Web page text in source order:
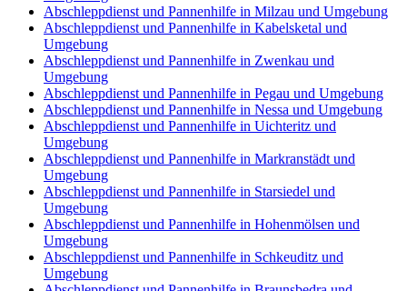
Abschleppdienst und Pannenhilfe in Milzau und Umgebung
Abschleppdienst und Pannenhilfe in Kabelsketal und
Umgebung
Abschleppdienst und Pannenhilfe in Zwenkau und
Umgebung
Abschleppdienst und Pannenhilfe in Pegau und Umgebung
Abschleppdienst und Pannenhilfe in Nessa und Umgebung
Abschleppdienst und Pannenhilfe in Uichteritz und
Umgebung
Abschleppdienst und Pannenhilfe in Markranstädt und
Umgebung
Abschleppdienst und Pannenhilfe in Starsiedel und
Umgebung
Abschleppdienst und Pannenhilfe in Hohenmölsen und
Umgebung
Abschleppdienst und Pannenhilfe in Schkeuditz und
Umgebung